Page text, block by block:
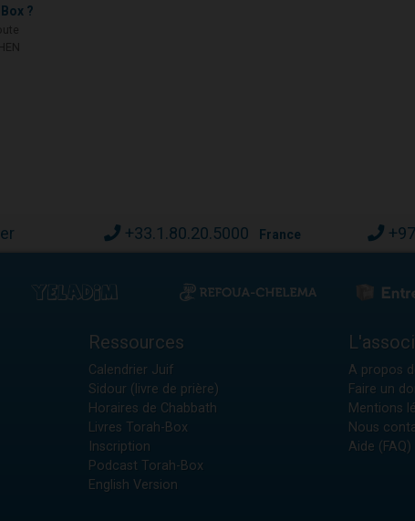
?
+33.1.80.20.5000 France
Ressources
Calendrier Juif
Sidour (livre de prière)
Horaires de Chabbath
Livres Torah-Box
Inscription
Podcast Torah-Box
English Version
A propos
Faire un
Mentions
Nous
Aide (FAQ)